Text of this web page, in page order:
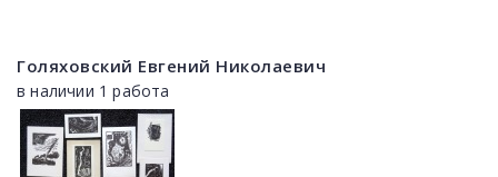
Голяховский Евгений Николаевич
в наличии 1 работа